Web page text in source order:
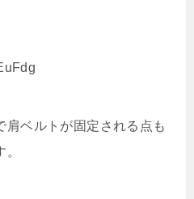
肩ベルトが固定される点も